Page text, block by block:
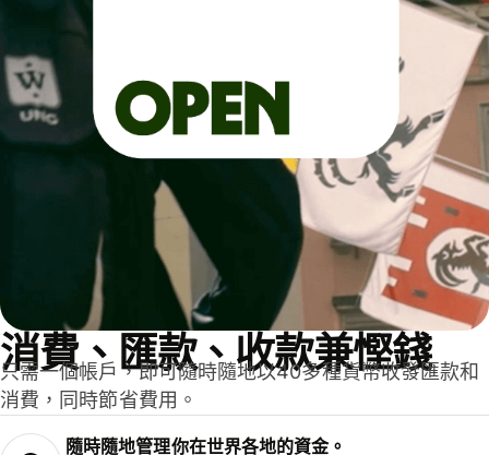
消費、匯款、收款兼慳錢
只需一個帳戶，即可隨時隨地以40多種貨幣收發匯款和
消費，同時節省費用。
隨時隨地管理你在世界各地的資金。